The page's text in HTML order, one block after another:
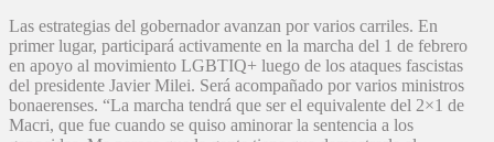
Las estrategias del gobernador avanzan por varios carriles. En
primer lugar, participará activamente en la marcha del 1 de febrero
en apoyo al movimiento LGBTIQ+ luego de los ataques fascistas
del presidente Javier Milei. Será acompañado por varios ministros
bonaerenses. “La marcha tendrá que ser el equivalente del 2×1 de
Macri, que fue cuando se quiso aminorar la sentencia a los